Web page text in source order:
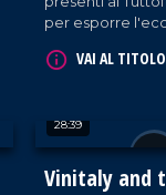
per esporre
arrivo da tutto il
VAI AL TITOLO
28:39
Vinitaly and